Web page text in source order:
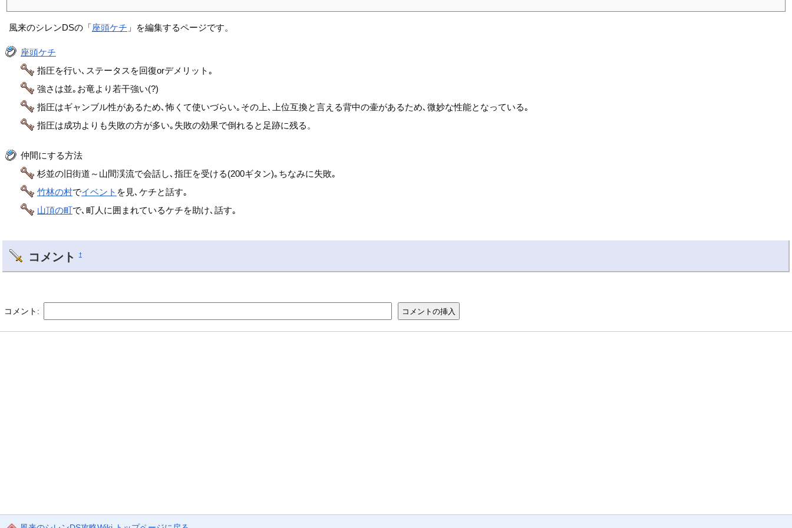
風来のシレンDSの「座頭ケチ 」を編集するページです。
座頭ケチ
指圧を行い､ステータスを回復orデメリット｡
強さは並｡お竜より若干強い(?)
指圧はギャンブル性があるため､怖くて使いづらい｡その上､上位互換と言える背中の壷があるため､微妙な性能となっている｡
指圧は成功よりも失敗の方が多い｡失敗の効果で倒れると足跡に残る。
仲間にする方法
杉並の旧街道～山間渓流で会話し､指圧を受ける(200ギタン)｡ちなみに失敗｡
竹林の村でイベント を見､ケチと話す｡
山頂の町で､町人に囲まれているケチを助け､話す｡
コメント †
コメント: